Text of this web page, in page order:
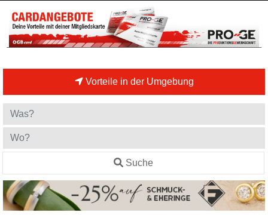
Vorteile in der Umgebung
Suche